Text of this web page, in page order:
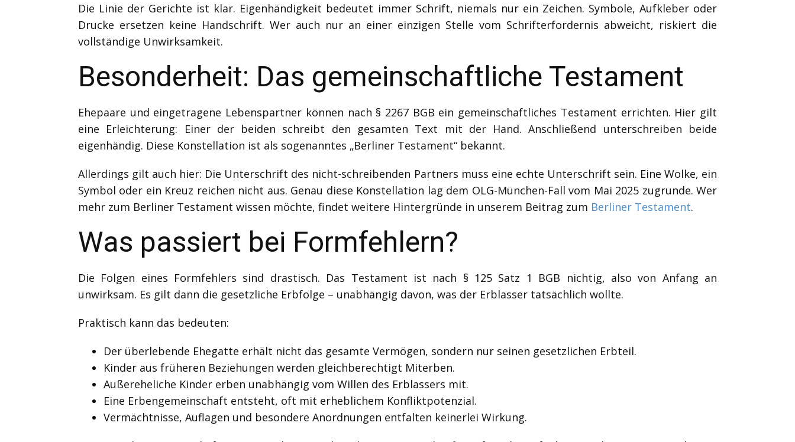
Die Linie der Gerichte ist klar. Eigenhändigkeit bedeutet immer Schrift, niemals nur ein Zeichen. Symbole, Aufkleber oder
Drucke ersetzen keine Handschrift. Wer auch nur an einer einzigen Stelle vom Schrifterfordernis abweicht, riskiert die
vollständige Unwirksamkeit.
Besonderheit: Das gemeinschaftliche Testament
Ehepaare und eingetragene Lebenspartner können nach § 2267 BGB ein gemeinschaftliches Testament errichten. Hier gilt
eine Erleichterung: Einer der beiden schreibt den gesamten Text mit der Hand. Anschließend unterschreiben beide
eigenhändig. Diese Konstellation ist als sogenanntes „Berliner Testament“ bekannt.
Allerdings gilt auch hier: Die Unterschrift des nicht-schreibenden Partners muss eine echte Unterschrift sein. Eine Wolke, ein
Symbol oder ein Kreuz reichen nicht aus. Genau diese Konstellation lag dem OLG-München-Fall vom Mai 2025 zugrunde. Wer
mehr zum Berliner Testament wissen möchte, findet weitere Hintergründe in unserem Beitrag zum Berliner Testament.
Was passiert bei Formfehlern?
Die Folgen eines Formfehlers sind drastisch. Das Testament ist nach § 125 Satz 1 BGB nichtig, also von Anfang an
unwirksam. Es gilt dann die gesetzliche Erbfolge – unabhängig davon, was der Erblasser tatsächlich wollte.
Praktisch kann das bedeuten:
Der überlebende Ehegatte erhält nicht das gesamte Vermögen, sondern nur seinen gesetzlichen Erbteil.
Kinder aus früheren Beziehungen werden gleichberechtigt Miterben.
Außereheliche Kinder erben unabhängig vom Willen des Erblassers mit.
Eine Erbengemeinschaft entsteht, oft mit erheblichem Konfliktpotenzial.
Vermächtnisse, Auflagen und besondere Anordnungen entfalten keinerlei Wirkung.